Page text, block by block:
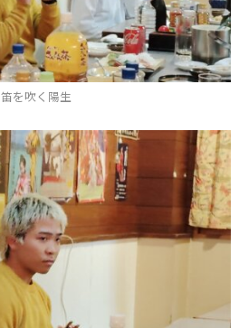
笛を吹く陽生